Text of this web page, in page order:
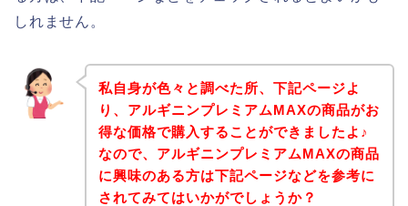
しれません。
私自身が色々と調べた所、下記ページよ
り、アルギニンプレミアムMAXの商品がお
得な価格で購入することができましたよ♪
なので、アルギニンプレミアムMAXの商品
に興味のある方は下記ページなどを参考に
されてみてはいかがでしょうか？